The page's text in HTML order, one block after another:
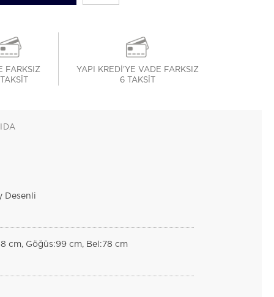
FARKSIZ
YAPI KREDİ'YE VADE FARKSIZ
6 TAKSİT
Desenli
cm, Göğüs:99 cm, Bel:78 cm